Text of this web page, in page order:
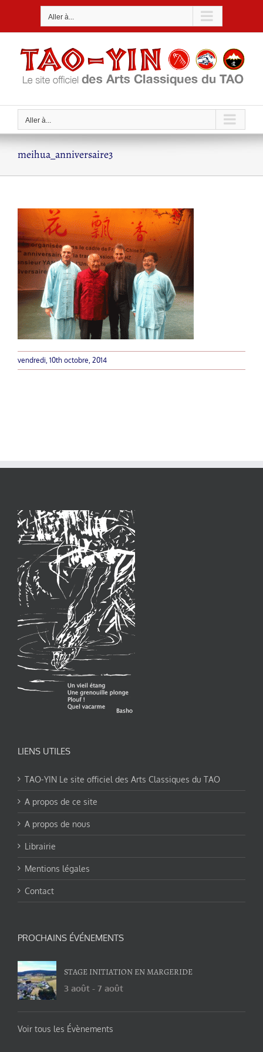
Aller à...
Aller à...
meihua_anniversaire3
vendredi, 10th octobre, 2014
LIENS UTILES
TAO-YIN Le site officiel des Arts Classiques du TAO
A propos de ce site
A propos de nous
Librairie
Mentions légales
Contact
PROCHAINS ÉVÉNEMENTS
STAGE INITIATION EN MARGERIDE
3 août - 7 août
Voir tous les Évènements